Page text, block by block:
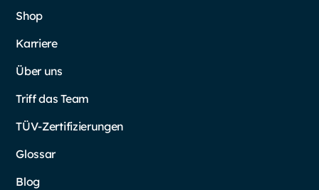
Shop
Karriere
Über uns
Triff das Team
TÜV-Zertifizierungen
Glossar
Blog